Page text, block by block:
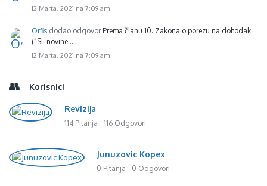
12 Marta, 2021 na 7:09 am
Orfis dodao odgovor Prema članu 10. Zakona o porezu na dohodak
(“Sl. novine…
12 Marta, 2021 na 7:09 am
Korisnici
Revizija
114 Pitanja 116 Odgovori
Junuzovic Kopex
0 Pitanja 0 Odgovori